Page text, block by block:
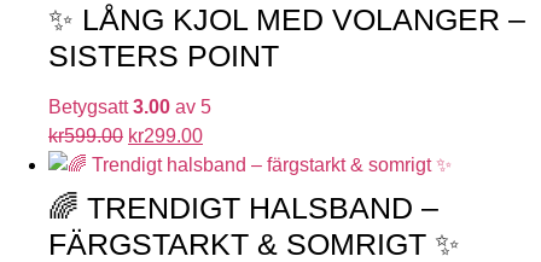
✨ LÅNG KJOL MED VOLANGER –
SISTERS POINT
Betygsatt3.00 av 5
kr599.00 kr299.00
🌈 TRENDIGT HALSBAND –
FÄRGSTARKT & SOMRIGT ✨